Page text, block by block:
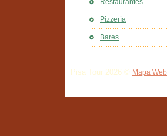
Restaurantes
Pizzería
Bares
Pisa Tour 2026 © Mapa Web